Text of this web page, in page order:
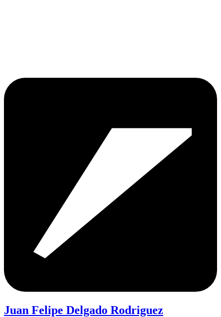
Juan Felipe Delgado Rodriguez